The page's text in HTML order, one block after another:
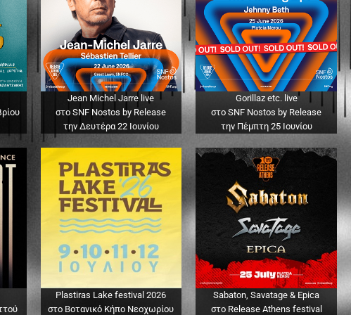
Jean Michel Jarre live
στο SNF Nostos by Release
την Δευτέρα 22 Ιουνίου
Gorillaz etc. live
στο SNF Nostos by Release
την Πέμπτη 25 Ιουνίου
Plastiras Lake festival 2026
στο Βοτανικό Κήπο Νεοχωρίου
Sabaton, Savatage & Epica
στο Release Athens festival